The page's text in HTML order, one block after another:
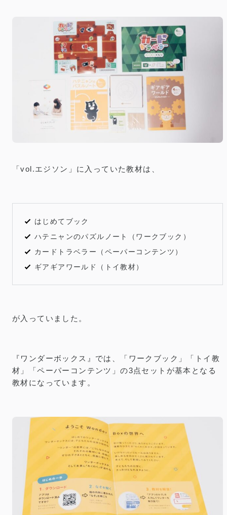
「vol.エジソン」に入っていた教材は、
はじめてブック
ハテニャンのパズルノート（ワークブック）
カードトラベラー（ペーパーコンテンツ）
ギアギアワールド（トイ教材）
が入っていました。
『ワンダーボックス』では、「ワークブック」「トイ教
材」「ペーパーコンテンツ」の3点セットが基本となる
教材になっています。